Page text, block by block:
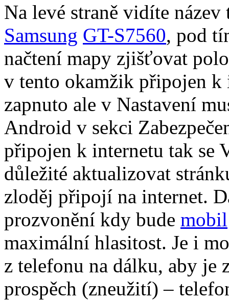
Na levé straně vidíte
Samsung GT-S7560, pod
načtení mapy zjišťovat
v tento okamžik připojen k
zapnuto ale v Nastavení
Android v sekci
připojen k internetu tak se
důležité aktualizovat
zloděj připojí na internet.
prozvonění kdy bude mobil
maximální hlasitost. Je i
z telefonu na dálku, aby je
prospěch (zneužití) –